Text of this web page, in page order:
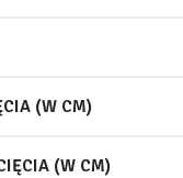
(W CM)
(W CM)